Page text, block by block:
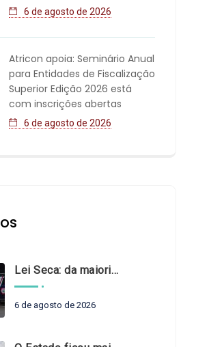
6 de agosto de 2026
Atricon apoia: Seminário Anual
para Entidades de Fiscalização
Superior Edição 2026 está
com inscrições abertas
6 de agosto de 2026
Lei Seca: da maioridade à maturidade
6 de agosto de 2026